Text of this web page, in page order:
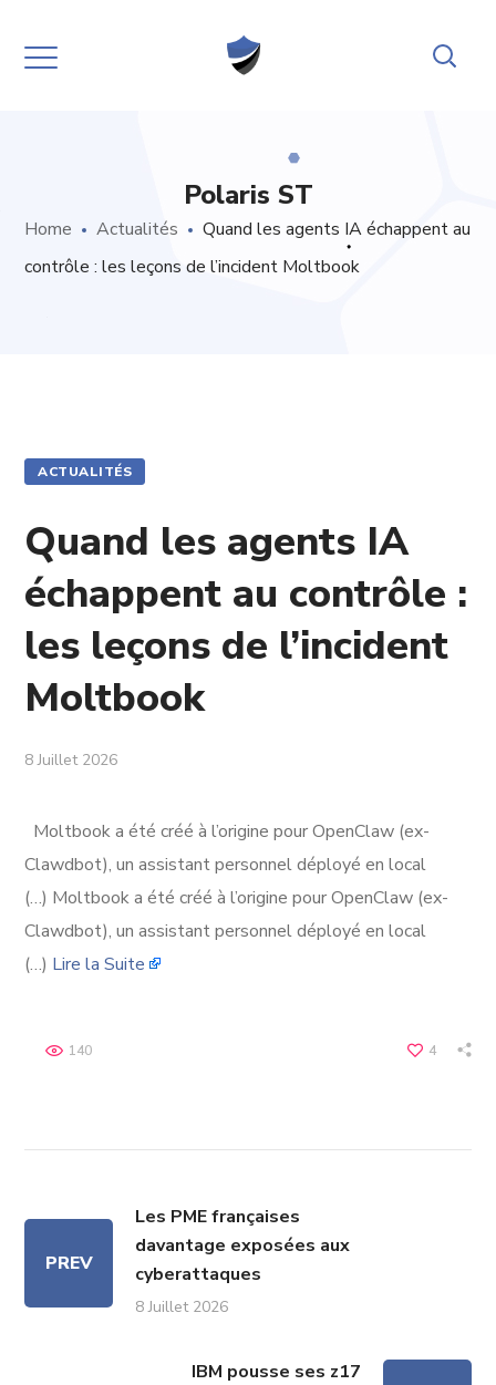
Polaris ST
Home Actualités
Quand les agents IA échappent au
contrôle : les leçons de l’incident Moltbook
ACTUALITÉS
Quand les agents IA
échappent au contrôle :
les leçons de l’incident
Moltbook
8 Juillet 2026
Moltbook a été créé à l’origine pour OpenClaw (ex-
Clawdbot), un assistant personnel déployé en local
(…) Moltbook a été créé à l’origine pour OpenClaw (ex-
Clawdbot), un assistant personnel déployé en local
(…) Lire la Suite
4
140
PREV
Les PME françaises
davantage exposées aux
cyberattaques
8 Juillet 2026
IBM pousse ses z17